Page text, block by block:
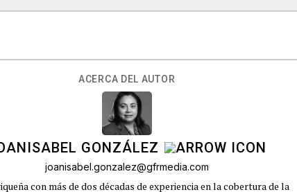
ACERCA DEL AUTOR
GONZÁLEZ
joanisabel.gonzalez@gfrmedia.com
con más de dos décadas de experiencia en la cobertura de la